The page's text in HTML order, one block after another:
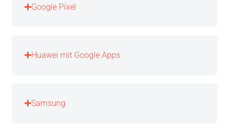
Google Pixel
Huawei mit Google Apps
Samsung